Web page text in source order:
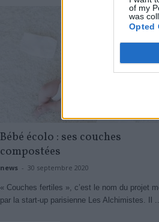
of my
was
Opted
Bébé écolo : ses couches
compostées
news - 30 septembre 2020
« Couches fertiles », c’est le nom du projet
par la start-up parisienne Les Alchimistes. Il